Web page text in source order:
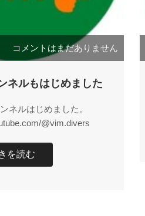
コメントはまだありません
ネルもはじめました
ネルはじめました。
@vim.divers
を読む